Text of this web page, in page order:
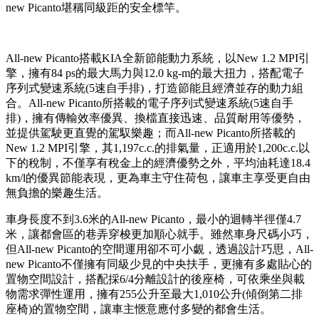
new Picanto堪稱同級距的安全標竿。
All-new Picanto搭載KIA全新節能動力系統，以New 1.2 MPI引
擎，擁有84 ps的最大馬力與12.0 kg-m的最大扭力，搭配電子
序列式變速系統(5速自手排)，打造節能且經濟並存的動力組
合。All-new Picanto所搭載的電子序列式變速系統(5速自手
排)，擁有傳輸效率優異、換檔直接迅速、品質耐用等優勢，
並提供駕駛更直覺的駕馭樂趣；而All-new Picanto所搭載的
New 1.2 MPI引擎，其1,197c.c.的排氣量，正適用於1,200c.c.以
下的稅制，不僅享有稅金上的經濟優勢之外，平均油耗達18.4
km/l的優異節能表現，更為車主守住荷包，讓車主享受更自由
無負擔的樂趣生活。
車身長度不到3.6米的All-new Picanto，最小的迴轉半徑僅4.7
米，讓都會區的巷弄穿梭更加順心就手。雖然車身尺碼小巧，
但All-new Picanto的空間運用卻不可小覷，透過設計巧思，All-
new Picanto不僅擁有同級少見的中央扶手，更擁有多處貼心的
置物空間設計，搭配採6/4分離設計的後座椅，可依乘坐與載
物需求彈性運用，擁有255公升至最大1,010公升(傾倒第二排
座椅)的置物空間，讓車主愜意應付多變的都會生活。